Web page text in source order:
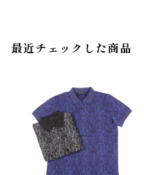
最近チェックした商品